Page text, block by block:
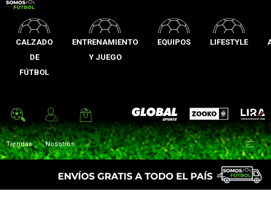
CALZADO
DE
FÚTBOL
ENTRENAMIENTO
Y JUEGO
EQUIPOS LIFESTYLE
Global Sports Zooko Lira
Tiendas Nosotros 